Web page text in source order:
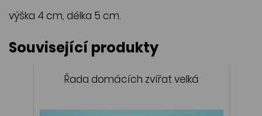
výška 4 cm, délka 5 cm.
Související produkty
Řada domácích zvířat velká